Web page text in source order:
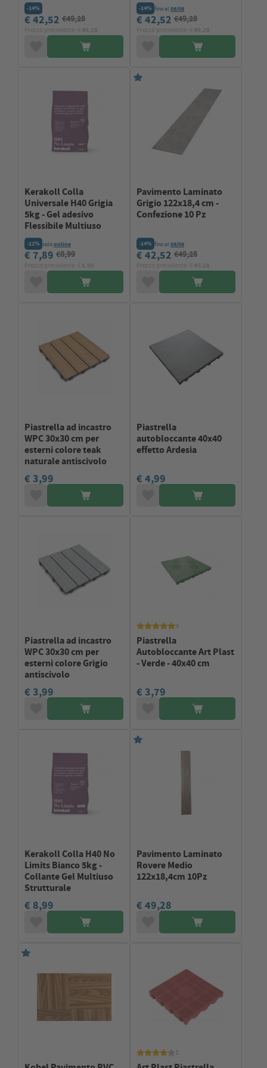
-14%
€ 42,52 €49,28
-14% fino al 08/08
€ 42,52 €49,28
Kerakoll Colla
Universale H40 Grigia
5kg - Gel adesivo
Flessibile Multiuso
-12% soloonline
€ 7,89 €8,99
Pavimento Laminato
Grigio 122x18,4 cm -
Confezione 10 Pz
-14% fino al 08/08
€ 42,52 €49,28
Piastrella ad incastro
WPC 30x30 cm per
esterni colore teak
naturale antiscivolo
€ 3,99
Piastrella
autobloccante 40x40
effetto Ardesia
€ 4,99
Piastrella ad incastro
WPC 30x30 cm per
esterni colore Grigio
antiscivolo
€ 3,99
Piastrella
Autobloccante Art Plast
- Verde - 40x40 cm
€ 3,79
Kerakoll Colla H40 No
Limits Bianco 5kg -
Collante Gel Multiuso
Strutturale
€ 8,99
Pavimento Laminato
Rovere Medio
122x18,4cm 10Pz
€ 49,28